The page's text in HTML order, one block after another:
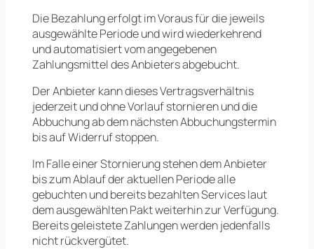
Die Bezahlung erfolgt im Voraus für die jeweils
ausgewählte Periode und wird wiederkehrend
und automatisiert vom angegebenen
Zahlungsmittel des Anbieters abgebucht.
Der Anbieter kann dieses Vertragsverhältnis
jederzeit und ohne Vorlauf stornieren und die
Abbuchung ab dem nächsten Abbuchungstermin
bis auf Widerruf stoppen.
Im Falle einer Stornierung stehen dem Anbieter
bis zum Ablauf der aktuellen Periode alle
gebuchten und bereits bezahlten Services laut
dem ausgewählten Pakt weiterhin zur Verfügung.
Bereits geleistete Zahlungen werden jedenfalls
nicht rückvergütet.